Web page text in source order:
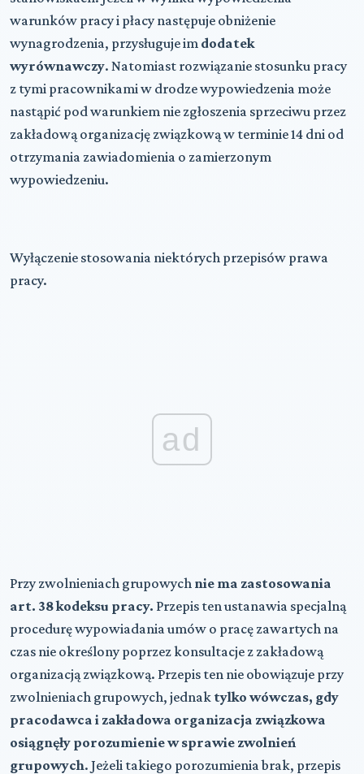
warunków pracy i płacy następuje obniżenie
wynagrodzenia, przysługuje im dodatek
wyrównawczy. Natomiast rozwiązanie stosunku pracy
z tymi pracownikami w drodze wypowiedzenia może
nastąpić pod warunkiem nie zgłoszenia sprzeciwu przez
zakładową organizację związkową w terminie 14 dni od
otrzymania zawiadomienia o zamierzonym
wypowiedzeniu.
Wyłączenie stosowania niektórych przepisów prawa
pracy.
ad
Przy zwolnieniach grupowych nie ma zastosowania
art. 38 kodeksu pracy. Przepis ten ustanawia specjalną
procedurę wypowiadania umów o pracę zawartych na
czas nie określony poprzez konsultacje z zakładową
organizacją związkową. Przepis ten nie obowiązuje przy
zwolnieniach grupowych, jednak tylko wówczas, gdy
pracodawca i zakładowa organizacja związkowa
osiągnęły porozumienie w sprawie zwolnień
grupowych. Jeżeli takiego porozumienia brak, przepis